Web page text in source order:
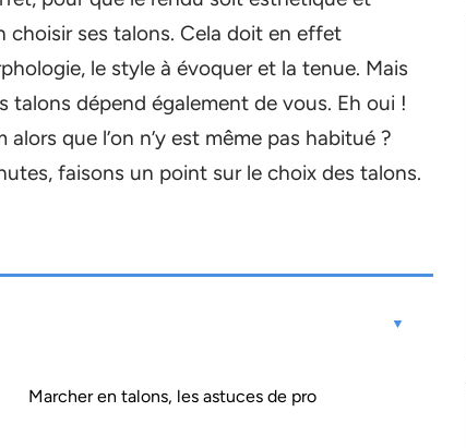
choisir ses talons. Cela doit en effet
le style à évoquer et la tenue. Mais
dépend également de vous. Eh oui !
que l’on n’y est même pas habitué ?
faisons un point sur le choix des talons.
Marcher en talons, les astuces de pro